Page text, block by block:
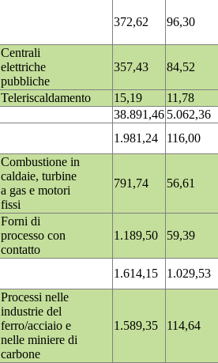
372,62 96,30
Centrali
elettriche
pubbliche
357,43 84,52
Teleriscaldamento 15,19
11,78
38.891,46 5.062,36
1.981,24
116,00
Combustione in
caldaie, turbine
a gas e motori
fissi
791,74 56,61
Forni di
processo con
contatto
1.189,50 59,39
1.614,15
1.029,53
Processi nelle
industrie del
ferro/acciaio e
nelle miniere di
carbone
1.589,35 114,64